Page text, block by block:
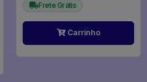
Frete Grátis
Carrinho